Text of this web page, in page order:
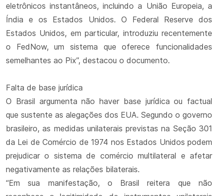
eletrônicos instantâneos, incluindo a União Europeia, a
Índia e os Estados Unidos. O Federal Reserve dos
Estados Unidos, em particular, introduziu recentemente
o FedNow, um sistema que oferece funcionalidades
semelhantes ao Pix”, destacou o documento.
Falta de base jurídica
O Brasil argumenta não haver base jurídica ou factual
que sustente as alegações dos EUA. Segundo o governo
brasileiro, as medidas unilaterais previstas na Seção 301
da Lei de Comércio de 1974 nos Estados Unidos podem
prejudicar o sistema de comércio multilateral e afetar
negativamente as relações bilaterais.
“Em sua manifestação, o Brasil reitera que não